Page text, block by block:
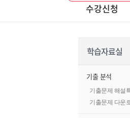
수강신청
학습자료실
기출 분석
기출문제 해설
기출문제 다운